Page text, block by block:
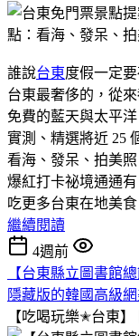
誰說台東度假一定
台東最奢侈的，從
免費的藍天與太平洋
實測、精選將近 25
看海、發呆、拍美
爆紅打卡祕境通通
吃更多台東在地美食
繼續閱讀
4週前
【台東縣立圖書館
隱藏版的韓國高級
【吃喝玩樂✭台東】